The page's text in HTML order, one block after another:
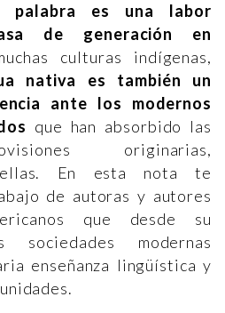
palabra es una labor
de generación en
culturas indígenas,
nativa es también un
ante los modernos
que han absorbido las
originarias,
ellas. En esta nota te
de autoras y autores
que desde su
modernas
enseñanza lingüística y